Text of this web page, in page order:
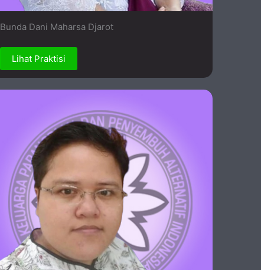
Bunda Dani Maharsa Djarot
Lihat Praktisi